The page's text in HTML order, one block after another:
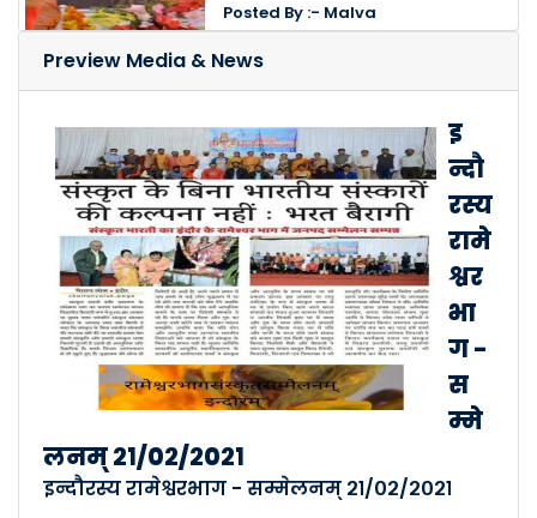
Posted By :- Malva
Posted Date :- 10-09-2021
Posted By :- Malva
Posted Date :- 26-03-2021
मंदसौर विकासखंडसम्मेलनम् १�..
Posted By :- Malva
Posted Date :- 24-03-2021
इन्दौरस्य रामेश्वरभाग - सम्�..
Posted By :- Malva
खण्डवा- नगर-सम्मेलनम् २१ /०३/�..
Preview Media & News
इ
न्दौ
रस्य
रामे
श्वर
भा
ग -
स
म्मे
लनम् २१/०२/२०२१
इन्दौरस्य रामेश्वरभाग - सम्मेलनम् २१/०२/२०२१